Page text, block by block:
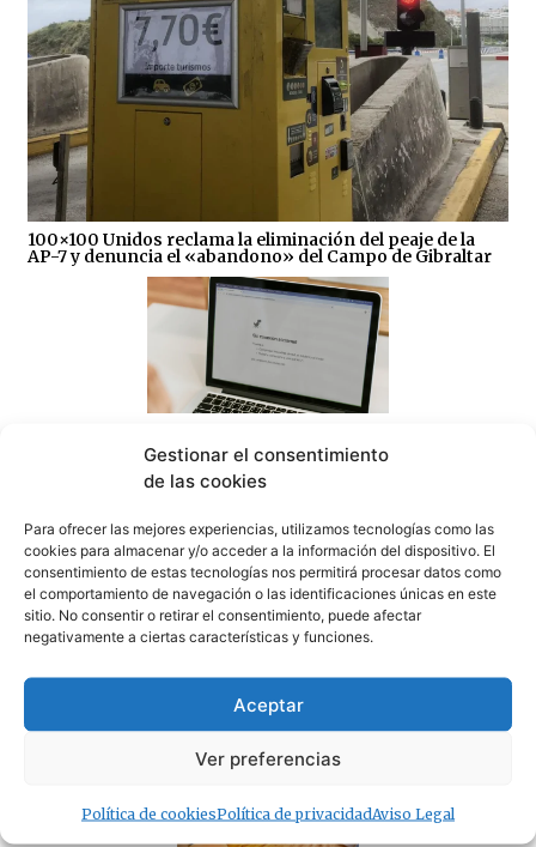
Gestionar el consentimiento
de las cookies
Para ofrecer las mejores experiencias, utilizamos tecnologías como las
cookies para almacenar y/o acceder a la información del dispositivo. El
consentimiento de estas tecnologías nos permitirá procesar datos como
el comportamiento de navegación o las identificaciones únicas en este
sitio. No consentir o retirar el consentimiento, puede afectar
negativamente a ciertas características y funciones.
Aceptar
Ver preferencias
Política de cookiesPolítica de privacidadAviso Legal
100×100 Unidos reclama la eliminación del peaje de la
AP-7 y denuncia el «abandono» del Campo de Gibraltar
CSIF denuncia el colapso del Juzgado de Paz de
¿Amenaza ambiental o delicia gastronómica? El
debate del cangrejo azul llega a Tarifa